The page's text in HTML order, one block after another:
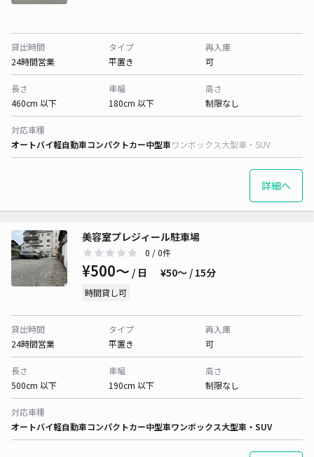
貸出時間
24時間営業
タイプ
平置き
再入庫
可
長さ
460cm 以下
車幅
180cm 以下
高さ
制限なし
対応車種
オートバイ軽自動車コンパクトカー中型車ワンボックス大型車・SUV
詳細へ
美容室プレジィール駐車場
0 / 0件
¥500〜 / 日 ¥50〜 / 15分
時間貸し可
貸出時間
24時間営業
タイプ
平置き
再入庫
可
長さ
500cm 以下
車幅
190cm 以下
高さ
制限なし
対応車種
オートバイ軽自動車コンパクトカー中型車ワンボックス大型車・SUV